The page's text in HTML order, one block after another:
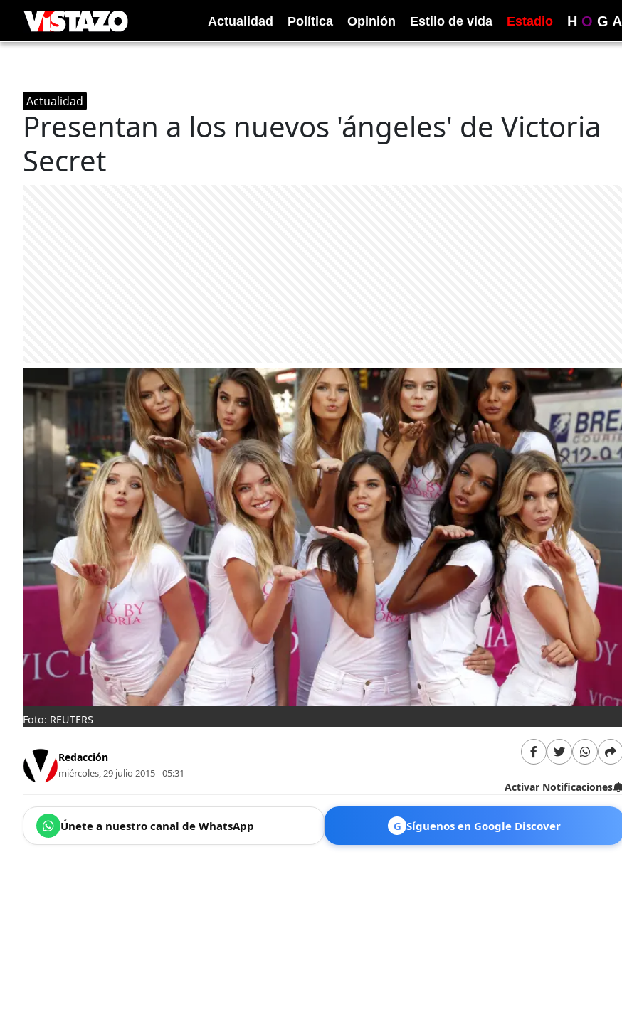
Actualidad Política Opinión Estilo de vida Estadio H O G A
Actualidad
Presentan a los nuevos 'ángeles' de Victoria
Secret
Foto: REUTERS
Redacción
miércoles, 29 julio 2015 - 05:31
Activar Notificaciones
Únete a nuestro canal de WhatsApp G Síguenos en Google Discover